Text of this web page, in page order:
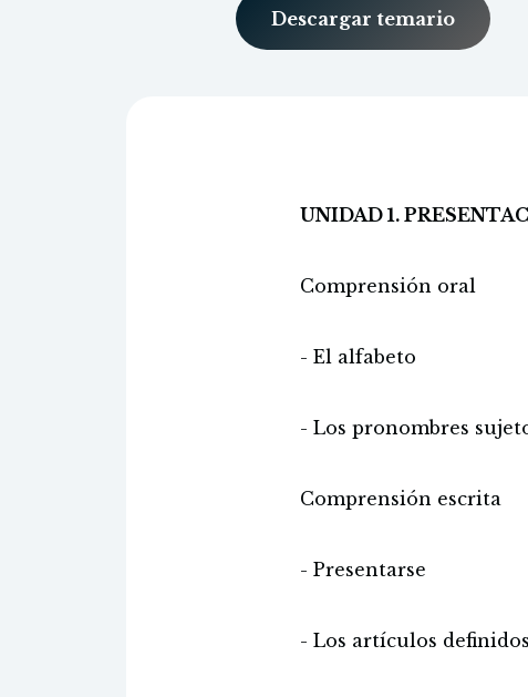
Descargar temario
UNIDAD 1.
Comprensión oral
- El alfabeto
- Los pronombres
Comprensión escrita
- Presentarse
- Los artículos definidos